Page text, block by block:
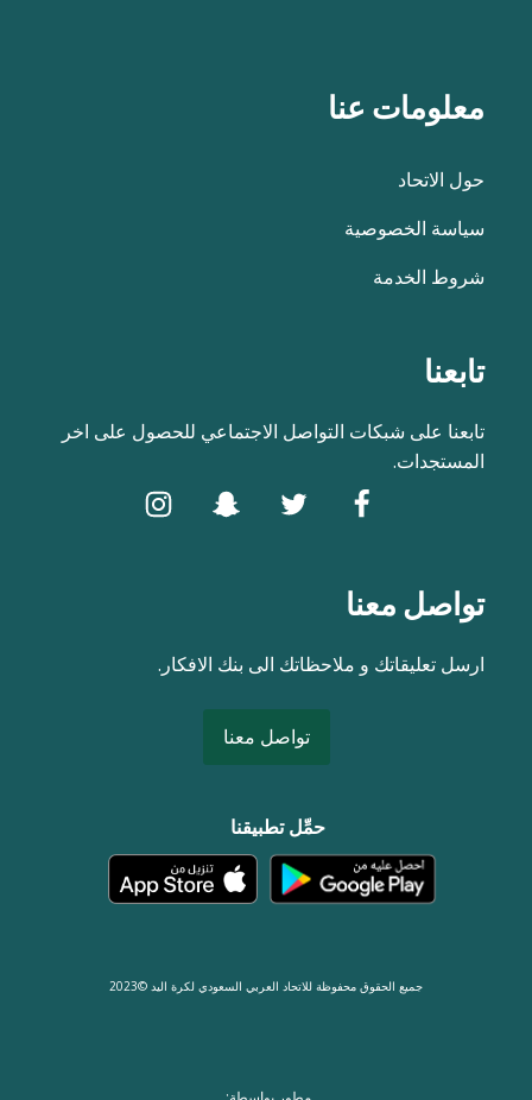
معلومات عنا
حول الاتحاد
سياسة الخصوصية
شروط الخدمة
تابعنا
تابعنا على شبكات التواصل الاجتماعي للحصول على اخر
المستجدات.
تواصل معنا
ارسل تعليقاتك و ملاحظاتك الى بنك الافكار.
تواصل معنا
حمِّل تطبيقنا
جميع الحقوق محفوظة للاتحاد العربي السعودي لكرة اليد ©2023